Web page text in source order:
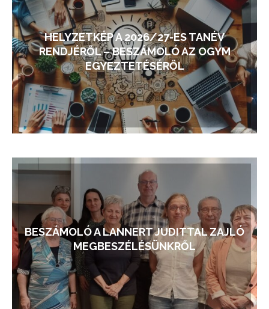
HELYZETKÉP A 2026/27-ES TANÉV
RENDJÉRŐL – BESZÁMOLÓ AZ OGYM
EGYEZTETÉSÉRŐL
BESZÁMOLÓ A LANNERT JUDITTAL ZAJLÓ
MEGBESZÉLÉSÜNKRŐL